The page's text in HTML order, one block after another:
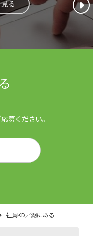
る
募ください。
社員KD／湖にある